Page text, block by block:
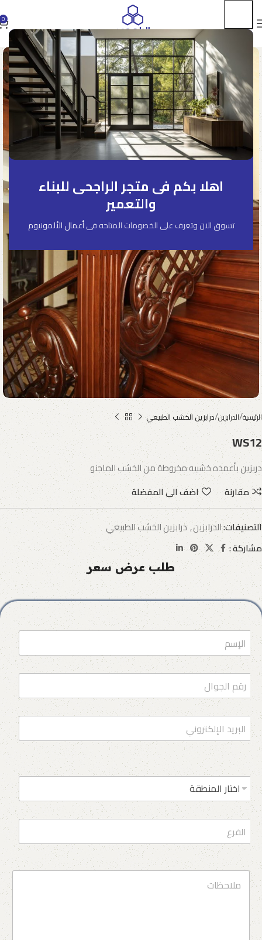
اهلا بكم فى متجر الراجحى للبناء
والتعمير
تسوق الان وتعرف على الخصومات المتاحه فىأعمال الألمونيوم
0
الرئيسية الدرابزين درابزين الخشب الطبيعي
WS12
دربزين بأعمده خشبيه مخروطة من الخشب الماجنو
مقارنة
اضف الى المفضلة
التصنيفات:الدرابزين,درابزين الخشب الطبيعي
مشاركة :
طلب عرض سعر